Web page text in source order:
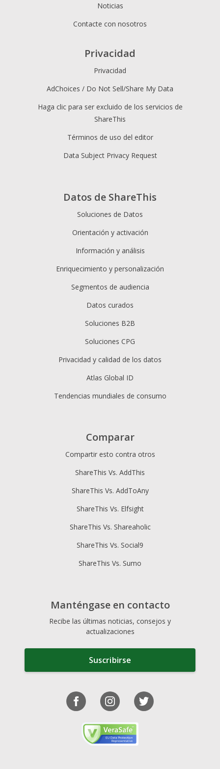
Datos de ShareThis
Soluciones de Datos
Orientación y activación
Información y análisis
Enriquecimiento y personalización
Segmentos de audiencia
Datos curados
Soluciones B2B
Soluciones CPG
Privacidad y calidad de los datos
Atlas Global ID
Tendencias mundiales de consumo
Noticias
Contacte con nosotros
Privacidad
Privacidad
AdChoices / Do Not Sell/Share My Data
Haga clic para ser excluido de los servicios de
ShareThis
Términos de uso del editor
Data Subject Privacy Request
Comparar
Compartir esto contra otros
ShareThis Vs. AddThis
ShareThis Vs. AddToAny
ShareThis Vs. Elfsight
ShareThis Vs. Shareaholic
ShareThis Vs. Social9
ShareThis Vs. Sumo
Manténgase en contacto
Recibe las últimas noticias, consejos y
actualizaciones
Suscribirse